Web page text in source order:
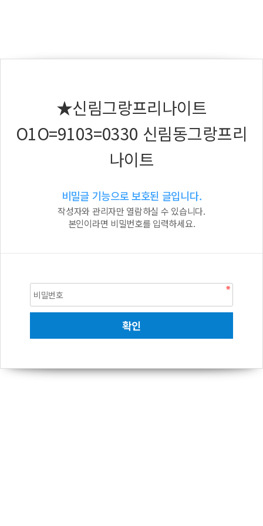
★신림그랑프리나이트
O1O=9103=0330 신림동그랑프리
나이트
비밀글 기능으로 보호된 글입니다.
작성자와 관리자만 열람하실 수 있습니다.
본인이라면 비밀번호를 입력하세요.